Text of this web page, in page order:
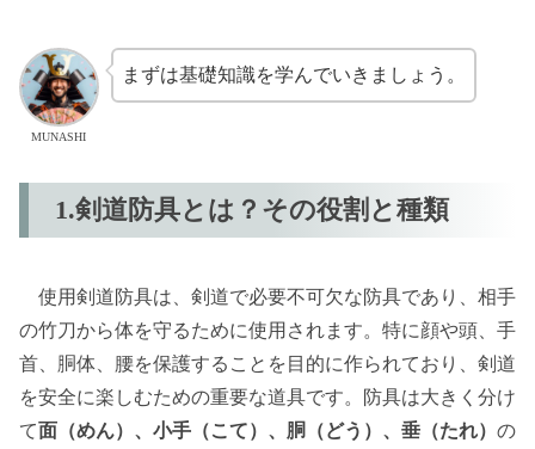
MUNASHI
まずは基礎知識を学んでいきましょう。
1.剣道防具とは？その役割と種類
使用剣道防具は、剣道で必要不可欠な防具であり、相手
の竹刀から体を守るために使用されます。特に顔や頭、手
首、胴体、腰を保護することを目的に作られており、剣道
を安全に楽しむための重要な道具です。防具は大きく分け
て面（めん）、小手（こて）、胴（どう）、垂（たれ） の